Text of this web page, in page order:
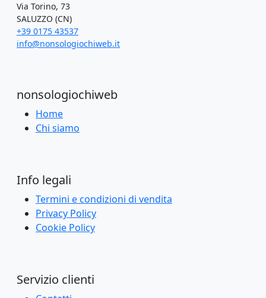
Via Torino, 73
SALUZZO (CN)
+39 0175 43537
info@nonsologiochiweb.it
nonsologiochiweb
Home
Chi siamo
Info legali
Termini e condizioni di vendita
Privacy Policy
Cookie Policy
Servizio clienti